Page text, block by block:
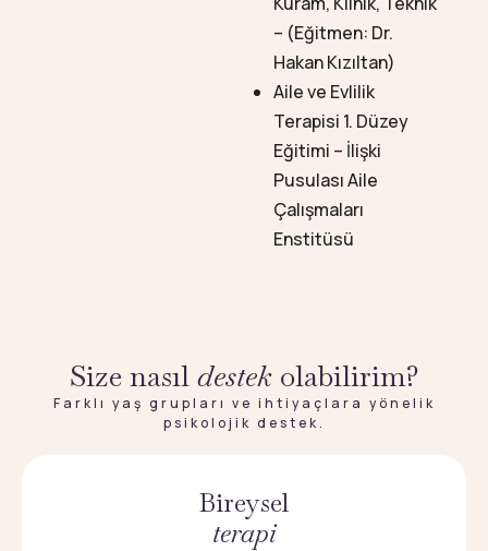
– (Eğitmen: Dr.
Hakan Kızıltan)
Aile ve Evlilik
Terapisi 1. Düzey
Eğitimi – İlişki
Pusulası Aile
Çalışmaları
Enstitüsü
Size nasıl destekolabilirim?
Farklı yaş grupları ve ihtiyaçlara yönelik
psikolojik destek.
Bireysel
terapi